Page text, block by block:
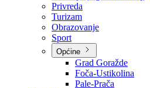
O kantonu
Simboli kantona (Grb,
Historija (digitalni muzej)
Privreda
Turizam
Obrazovanje
Općine